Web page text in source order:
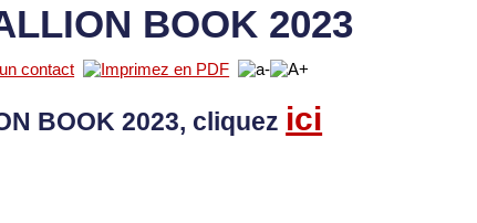
BOOK 2023
BOOK 2023, cliquez ici